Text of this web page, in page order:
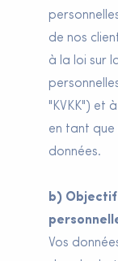
de nos
à la loi sur
"KVKK") et
en tant
données.
b)
Vos